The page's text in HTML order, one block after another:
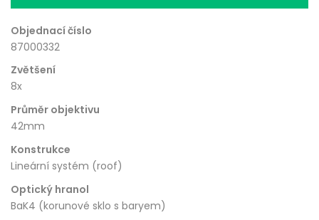
Objednací číslo
87000332
Zvětšení
8x
Průměr objektivu
42mm
Konstrukce
Lineární systém (roof)
Optický hranol
BaK4 (korunové sklo s baryem)